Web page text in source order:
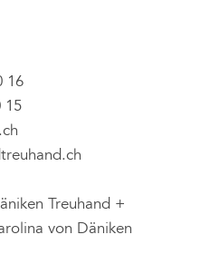
16
15
Treuhand +
von Däniken